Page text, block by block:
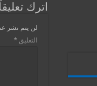
اترك تعليقاً
لن يتم نشر
التعليق *